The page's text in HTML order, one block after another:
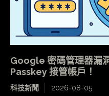
Google 密碼管理器漏
Passkey 接管帳戶！
科技新聞 2026-08-05